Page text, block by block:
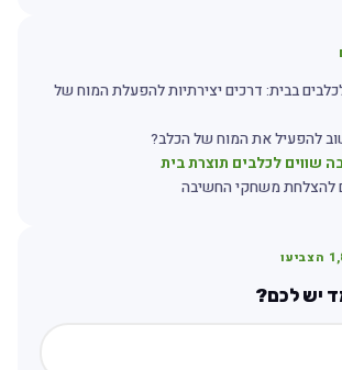
בבית: דרכים יצירתיות להפעלת המוח של
להפעיל את המוח של הכלב?
לכלבים תוצרת בית
להצלחת משחקי החשיבה
הצביעו
יש לכם?